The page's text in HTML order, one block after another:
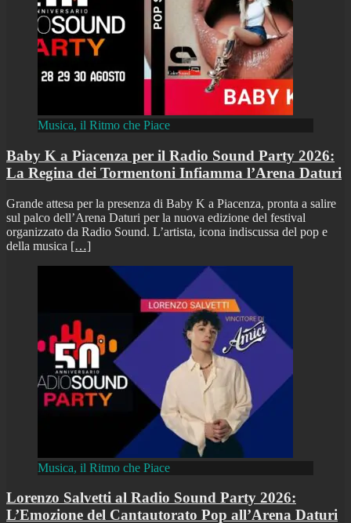
Musica, il Ritmo che Piace
Baby K a Piacenza per il Radio Sound Party 2026:
La Regina dei Tormentoni Infiamma l’Arena Daturi
Grande attesa per la presenza di Baby K a Piacenza, pronta a salire
sul palco dell’Arena Daturi per la nuova edizione del festival
organizzato da Radio Sound. L’artista, icona indiscussa del pop e
della musica […]
Musica, il Ritmo che Piace
Lorenzo Salvetti al Radio Sound Party 2026:
L’Emozione del Cantautorato Pop all’Arena Daturi